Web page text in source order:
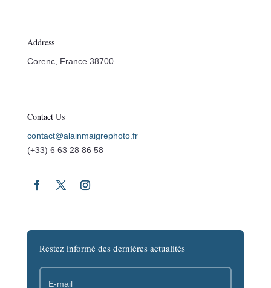
Address
Corenc, France 38700
Contact Us
contact@alainmaigrephoto.fr
(+33) 6 63 28 86 58
Restez informé des dernières actualités